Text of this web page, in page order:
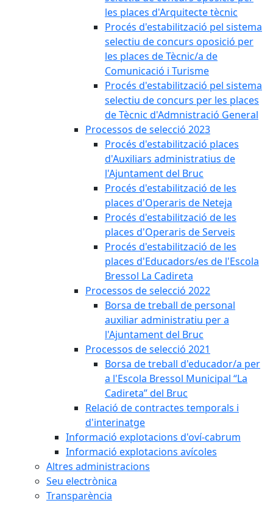
les places d'Arquitecte tècnic
Procés d'estabilització pel sistema
selectiu de concurs oposició per
les places de Tècnic/a de
Comunicació i Turisme
Procés d'estabilització pel sistema
selectiu de concurs per les places
de Tècnic d'Admnistració General
Processos de selecció 2023
Procés d'estabilització places
d'Auxiliars administratius de
l'Ajuntament del Bruc
Procés d'estabilització de les
places d'Operaris de Neteja
Procés d'estabilització de les
places d'Operaris de Serveis
Procés d'estabilització de les
places d'Educadors/es de l'Escola
Bressol La Cadireta
Processos de selecció 2022
Borsa de treball de personal
auxiliar administratiu per a
l'Ajuntament del Bruc
Processos de selecció 2021
Borsa de treball d'educador/a per
a l'Escola Bressol Municipal “La
Cadireta” del Bruc
Relació de contractes temporals i
d'interinatge
Informació explotacions d'oví-cabrum
Informació explotacions avícoles
Altres administracions
Seu electrònica
Transparència